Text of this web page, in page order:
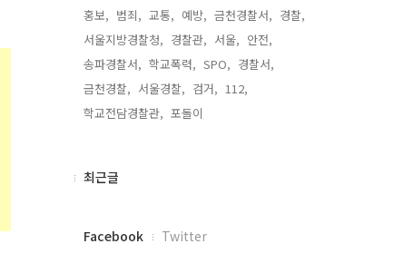
홍보, 범죄, 교통, 예방, 금천경찰서, 경찰,
서울지방경찰청, 경찰관, 서울, 안전,
송파경찰서, 학교폭력, SPO, 경찰서,
금천경찰, 서울경찰, 검거, 112,
학교전담경찰관, 포돌이,
최
최근글
페
Facebook Twitter